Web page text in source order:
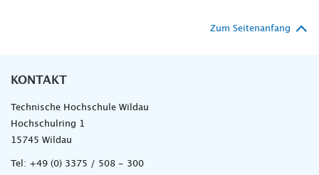
Zum Seitenanfang
KONTAKT
Technische Hochschule Wildau
Hochschulring 1
15745 Wildau
Tel: +49 (0) 3375 / 508 - 300